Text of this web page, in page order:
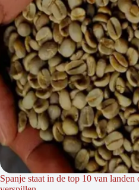
Spanje staat in de top 10 van landen